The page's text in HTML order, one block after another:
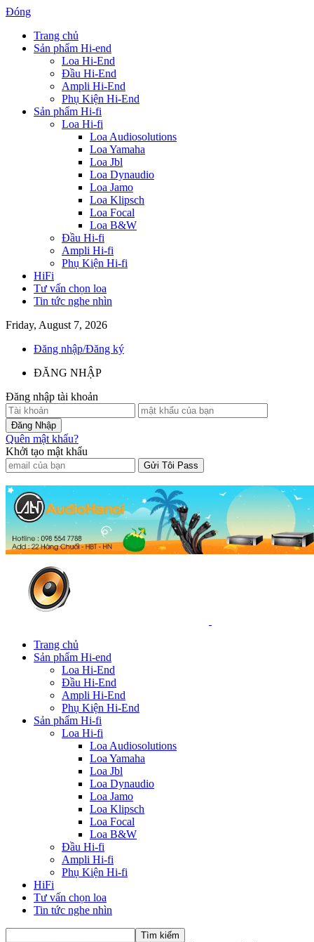
Đóng
Trang chủ
Sản phẩm Hi-end
Loa Hi-End
Đầu Hi-End
Ampli Hi-End
Phụ Kiện Hi-End
Sản phẩm Hi-fi
Loa Hi-fi
Loa Audiosolutions
Loa Yamaha
Loa Jbl
Loa Dynaudio
Loa Jamo
Loa Klipsch
Loa Focal
Loa B&W
Đầu Hi-fi
Ampli Hi-fi
Phụ Kiện Hi-fi
HiFi
Tư vấn chọn loa
Tin tức nghe nhìn
Friday, August 7, 2026
Đăng nhập/Đăng ký
ĐĂNG NHẬP
Đăng nhập tài khoản
Quên mật khẩu?
Khởi tạo mật khẩu
Trang chủ
Sản phẩm Hi-end
Loa Hi-End
Đầu Hi-End
Ampli Hi-End
Phụ Kiện Hi-End
Sản phẩm Hi-fi
Loa Hi-fi
Loa Audiosolutions
Loa Yamaha
Loa Jbl
Loa Dynaudio
Loa Jamo
Loa Klipsch
Loa Focal
Loa B&W
Đầu Hi-fi
Ampli Hi-fi
Phụ Kiện Hi-fi
HiFi
Tư vấn chọn loa
Tin tức nghe nhìn